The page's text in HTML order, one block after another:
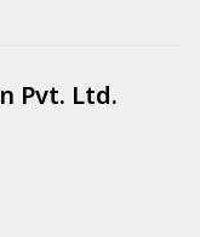
Pvt. Ltd.